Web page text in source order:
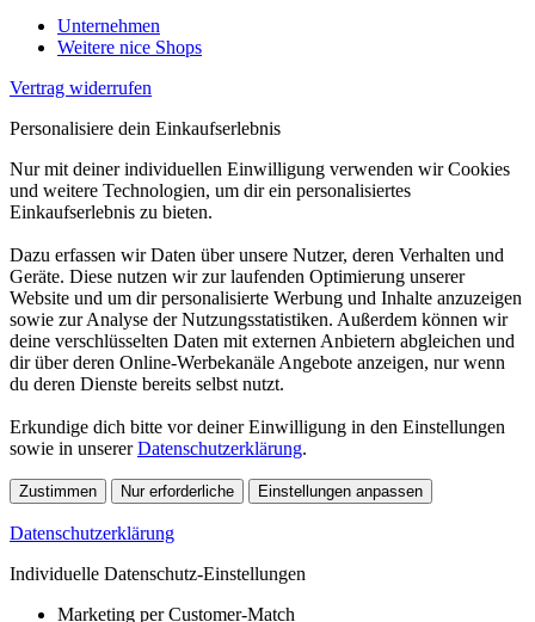
Unternehmen
Weitere nice Shops
Vertrag widerrufen
Personalisiere dein Einkaufserlebnis
Nur mit deiner individuellen Einwilligung verwenden wir Cookies
und weitere Technologien, um dir ein personalisiertes
Einkaufserlebnis zu bieten.
Dazu erfassen wir Daten über unsere Nutzer, deren Verhalten und
Geräte. Diese nutzen wir zur laufenden Optimierung unserer
Website und um dir personalisierte Werbung und Inhalte anzuzeigen
sowie zur Analyse der Nutzungsstatistiken. Außerdem können wir
deine verschlüsselten Daten mit externen Anbietern abgleichen und
dir über deren Online-Werbekanäle Angebote anzeigen, nur wenn
du deren Dienste bereits selbst nutzt.
Erkundige dich bitte vor deiner Einwilligung in den Einstellungen
sowie in unsererDatenschutzerklärung.
Zustimmen Nur erforderliche Einstellungen anpassen
Datenschutzerklärung
Individuelle Datenschutz-Einstellungen
Marketing per Customer-Match